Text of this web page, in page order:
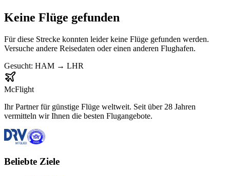
Keine Flüge gefunden
Für diese Strecke konnten leider keine Flüge gefunden werden.
Versuche andere Reisedaten oder einen anderen Flughafen.
Gesucht: HAM → LHR
McFlight
Ihr Partner für günstige Flüge weltweit. Seit über 28 Jahren
vermitteln wir Ihnen die besten Flugangebote.
Beliebte Ziele